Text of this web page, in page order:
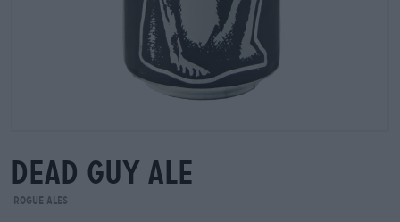
dead guy ale
Rogue Ales